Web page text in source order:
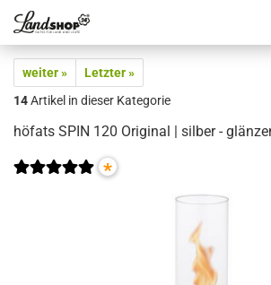
weiter »
Letzter »
14Artikel in dieser Kategorie
höfats SPIN 120 Original | silber -
*